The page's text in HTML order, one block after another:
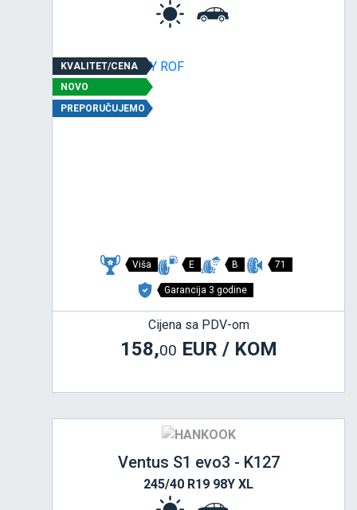
KVALITET/CENA
NOVO
PREPORUČUJEMO
Viša E B 71
Garancija 3 godine
Cijena sa PDV-om
158,00 EUR / KOM
Ventus S1 evo3 - K127
245/40 R19 98Y XL